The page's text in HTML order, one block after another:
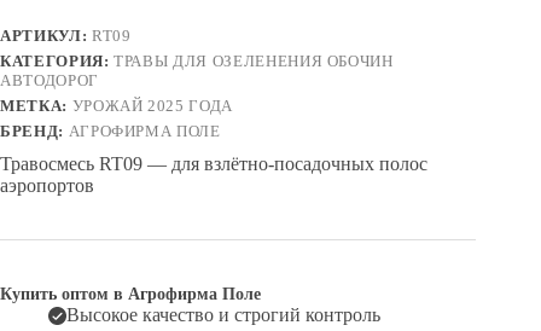
АРТИКУЛ: RT09
КАТЕГОРИЯ:ТРАВЫ ДЛЯ ОЗЕЛЕНЕНИЯ ОБОЧИН
АВТОДОРОГ
МЕТКА: УРОЖАЙ 2025 ГОДА
БРЕНД: АГРОФИРМА ПОЛЕ
Травосмесь RT09 — для взлётно-посадочных полос
аэропортов
Купить оптом в Агрофирма Поле
Высокое качество и строгий контроль